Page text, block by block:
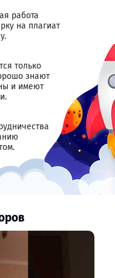
работа
на плагиат
только
знают
и имеют